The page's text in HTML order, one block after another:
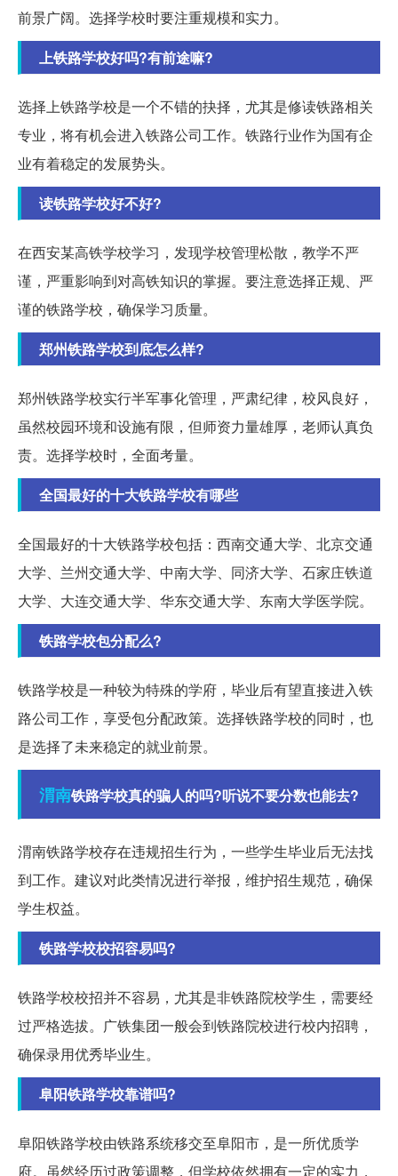
前景广阔。选择学校时要注重规模和实力。
上铁路学校好吗?有前途嘛?
选择上铁路学校是一个不错的抉择，尤其是修读铁路相关
专业，将有机会进入铁路公司工作。铁路行业作为国有企
业有着稳定的发展势头。
读铁路学校好不好?
在西安某高铁学校学习，发现学校管理松散，教学不严
谨，严重影响到对高铁知识的掌握。要注意选择正规、严
谨的铁路学校，确保学习质量。
郑州铁路学校到底怎么样?
郑州铁路学校实行半军事化管理，严肃纪律，校风良好，
虽然校园环境和设施有限，但师资力量雄厚，老师认真负
责。选择学校时，全面考量。
全国最好的十大铁路学校有哪些
全国最好的十大铁路学校包括：西南交通大学、北京交通
大学、兰州交通大学、中南大学、同济大学、石家庄铁道
大学、大连交通大学、华东交通大学、东南大学医学院。
铁路学校包分配么?
铁路学校是一种较为特殊的学府，毕业后有望直接进入铁
路公司工作，享受包分配政策。选择铁路学校的同时，也
是选择了未来稳定的就业前景。
渭南铁路学校真的骗人的吗?听说不要分数也能去?
渭南铁路学校存在违规招生行为，一些学生毕业后无法找
到工作。建议对此类情况进行举报，维护招生规范，确保
学生权益。
铁路学校校招容易吗?
铁路学校校招并不容易，尤其是非铁路院校学生，需要经
过严格选拔。广铁集团一般会到铁路院校进行校内招聘，
确保录用优秀毕业生。
阜阳铁路学校靠谱吗?
阜阳铁路学校由铁路系统移交至阜阳市，是一所优质学
府。虽然经历过政策调整，但学校依然拥有一定的实力，